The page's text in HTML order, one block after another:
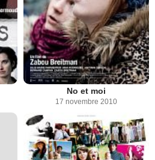
No et moi
17 novembre 2010